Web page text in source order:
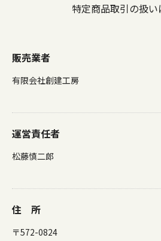
特定商品取引の扱い
販売業者
有限会社創建工房
運営責任者
松藤慎二郎
住 所
〒572-0824